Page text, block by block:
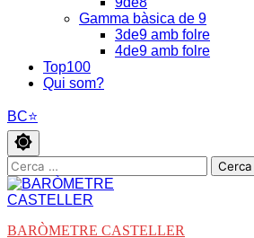
Gamma bàsica de 9
3de9 amb folre
4de9 amb folre
Top100
Qui som?
BC⭐
Cerca:
BARÒMETRE CASTELLER